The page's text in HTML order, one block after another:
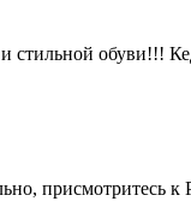
стильной обуви!!!
присмотритесь к